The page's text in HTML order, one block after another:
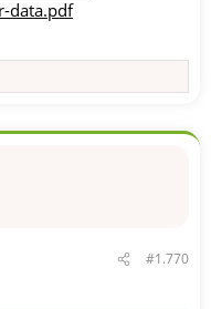
data.pdf
#1.770